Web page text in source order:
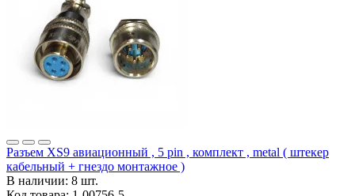
Разъем XS9 авиационный , 5 pin , комплект , metal ( штекер
кабельный + гнездо монтажное )
В наличии: 8 шт.